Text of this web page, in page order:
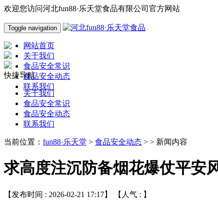
欢迎您访问河北fun88·乐天堂食品有限公司官方网站
Toggle navigation
网站首页
关于我们
食品安全常识
食品安全动态
联系我们
快捷导航
关于我们
食品安全常识
食品安全动态
联系我们
当前位置： fun88·乐天堂 > 食品安全动态 > > 新闻内容
求高度注沉防备烟花爆仗平安
【发布时间 : 2026-02-21 17:17】 【人气 : 】